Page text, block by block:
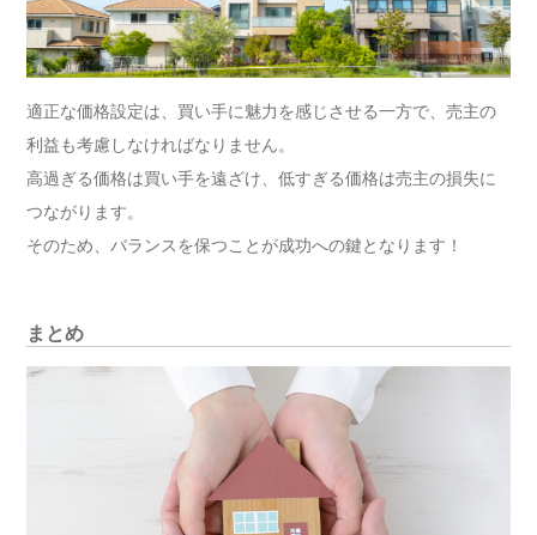
適正な価格設定は、買い手に魅力を感じさせる一方で、売主の
利益も考慮しなければなりません。
高過ぎる価格は買い手を遠ざけ、低すぎる価格は売主の損失に
つながります。
そのため、バランスを保つことが成功への鍵となります！
まとめ